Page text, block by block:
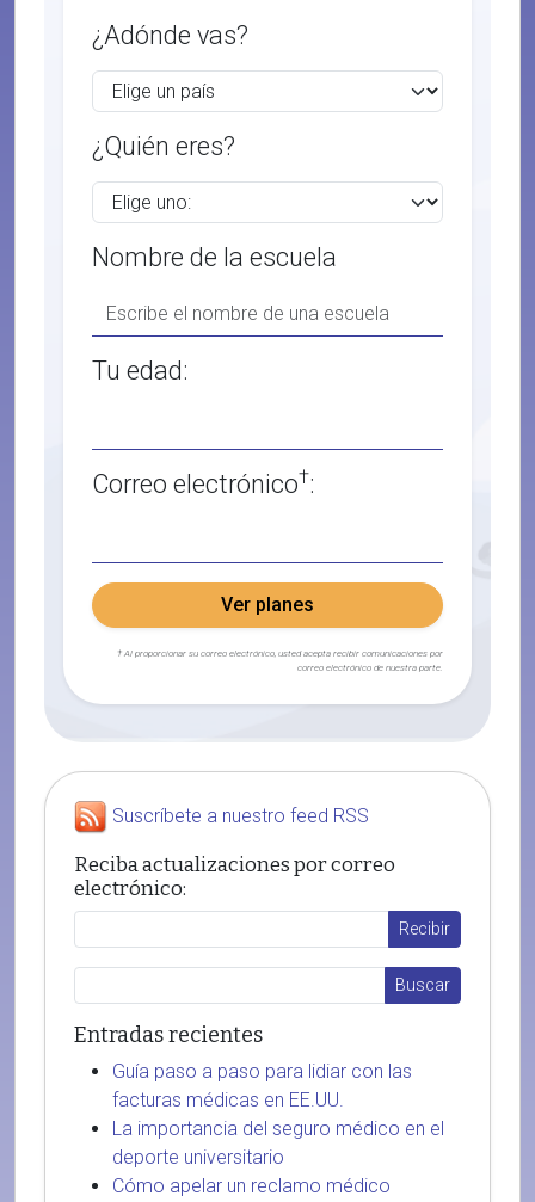
¿Adónde vas?
¿Quién eres?
Nombre de la escuela
Tu edad:
Correo electrónico†:
Ver planes
† Al proporcionar su correo electrónico, usted acepta recibir comunicaciones por
correo electrónico de nuestra parte.
Suscríbete a nuestro feed RSS
Reciba actualizaciones por correo
electrónico:
Entradas recientes
Guía paso a paso para lidiar con las
facturas médicas en EE.UU.
La importancia del seguro médico en el
deporte universitario
Cómo apelar un reclamo médico